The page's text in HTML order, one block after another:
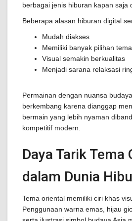
berbagai jenis hiburan kapan saja
Beberapa alasan hiburan digital
Mudah diakses
Memiliki banyak pilihan tema
Visual semakin berkualitas
Menjadi sarana relaksasi
Permainan dengan nuansa
berkembang karena dianggap
bermain yang lebih nyaman
kompetitif modern.
Daya Tarik Tema
dalam Dunia
Tema oriental memiliki ciri khas
Penggunaan warna emas, hijau